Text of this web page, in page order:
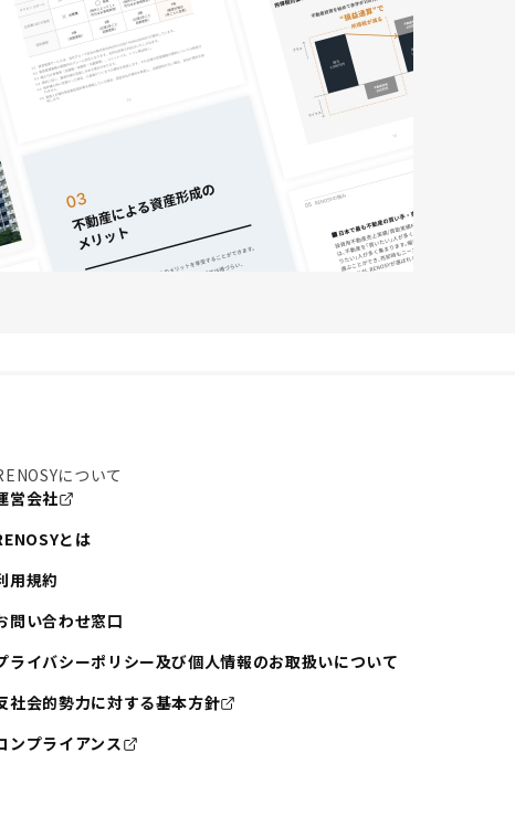
について
営会社
とは
用規約
問い合わせ窓口
ライバシーポリシー及び個人情報のお取扱いについて
社会的勢力に対する基本方針
ンプライアンス